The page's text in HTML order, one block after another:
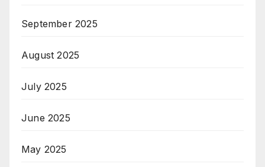
September 2025
August 2025
July 2025
June 2025
May 2025